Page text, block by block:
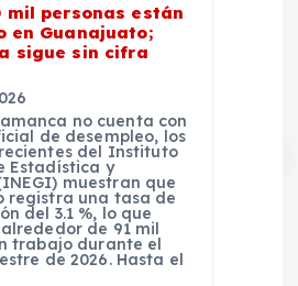
mil personas están
en Guanajuato;
sigue sin cifra
no cuenta con
de desempleo, los
del Instituto
Estadística y
muestran que
registra una tasa de
del 3.1 %, lo que
de 91 mil
trabajo durante el
de 2026. Hasta el